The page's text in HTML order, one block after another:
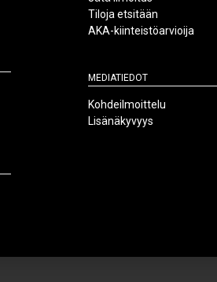
Tiloja etsitään
AKA-kiinteistöarvioija
Mediatiedot
Kohdeilmoittelu
Lisänäkyvyys